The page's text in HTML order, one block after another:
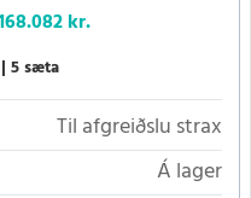
kr.
5 sæta
Til afgreiðslu strax
Á lager